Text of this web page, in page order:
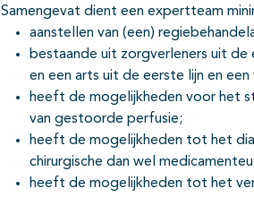
Samengevat dient een expertteam
aanstellen van (een)
bestaande uit zorgverleners uit de
en een arts uit de eerste lijn en
heeft de mogelijkheden voor het
van gestoorde perfusie;
heeft de mogelijkheden tot het
chirurgische dan wel
heeft de mogelijkheden tot het